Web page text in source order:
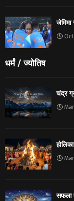
जेमिमा
धर्मं / ज्योतिष
चंद्र
सफला